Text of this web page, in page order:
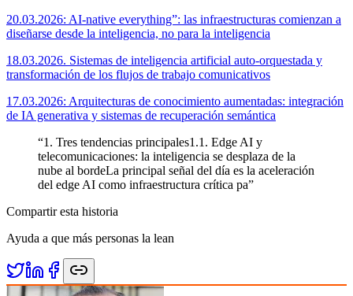
20.03.2026: AI-native everything”: las infraestructuras comienzan a
diseñarse desde la inteligencia, no para la inteligencia
18.03.2026. Sistemas de inteligencia artificial auto-orquestada y
transformación de los flujos de trabajo comunicativos
17.03.2026: Arquitecturas de conocimiento aumentadas: integración
de IA generativa y sistemas de recuperación semántica
“1. Tres tendencias principales1.1. Edge AI y
telecomunicaciones: la inteligencia se desplaza de la
nube al bordeLa principal señal del día es la aceleración
del edge AI como infraestructura crítica pa”
Compartir esta historia
Ayuda a que más personas la lean